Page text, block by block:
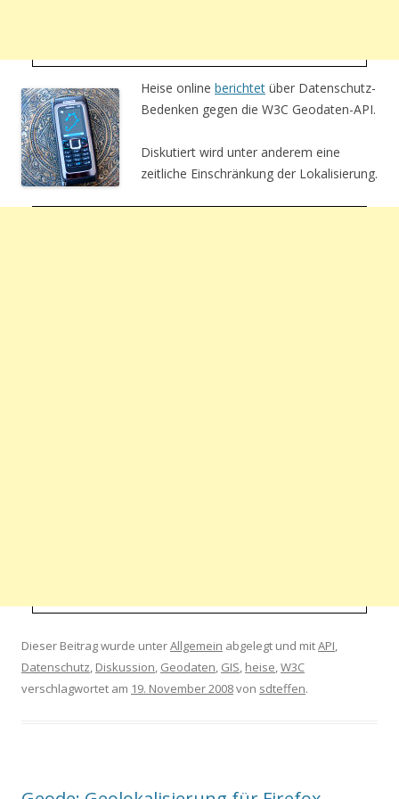
Heise online berichtet über Datenschutz-
Bedenken gegen die W3C Geodaten-API.
Diskutiert wird unter anderem eine
zeitliche Einschränkung der Lokalisierung.
Dieser Beitrag wurde unterAllgemein abgelegt und mitAPI,
Datenschutz, Diskussion, Geodaten, GIS, heise,W3C
verschlagwortet am 19. November 2008von sdteffen.